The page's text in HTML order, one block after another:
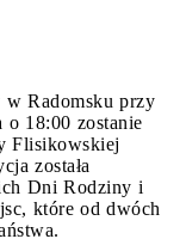
Radomsku przy
18:00 zostanie
Flisikowskiej
została
Dni Rodziny i
które od dwóch